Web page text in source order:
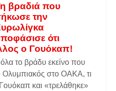
βραδιά που
την
ότι
ο Γουόκαπ!
το βράδυ εκείνο που
Ολυμπιακός στο ΟΑΚΑ, τι
και «τρελάθηκε»